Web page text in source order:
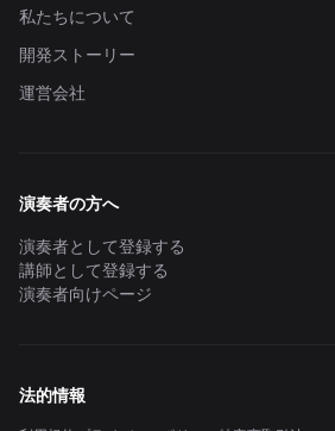
私たちについて
開発ストーリー
運営会社
演奏者の方へ
演奏者として登録する
講師として登録する
演奏者向けページ
法的情報